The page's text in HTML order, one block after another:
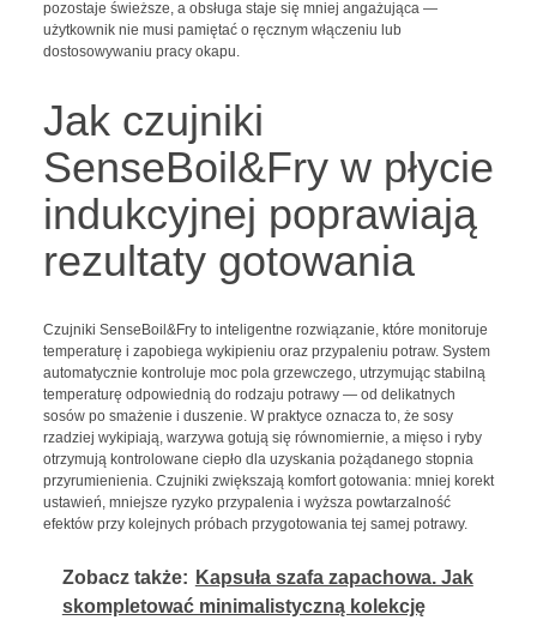
pozostaje świeższe, a obsługa staje się mniej angażująca —
użytkownik nie musi pamiętać o ręcznym włączeniu lub
dostosowywaniu pracy okapu.
Jak czujniki
SenseBoil&Fry w płycie
indukcyjnej poprawiają
rezultaty gotowania
Czujniki SenseBoil&Fry to inteligentne rozwiązanie, które monitoruje
temperaturę i zapobiega wykipieniu oraz przypaleniu potraw. System
automatycznie kontroluje moc pola grzewczego, utrzymując stabilną
temperaturę odpowiednią do rodzaju potrawy — od delikatnych
sosów po smażenie i duszenie. W praktyce oznacza to, że sosy
rzadziej wykipiają, warzywa gotują się równomiernie, a mięso i ryby
otrzymują kontrolowane ciepło dla uzyskania pożądanego stopnia
przyrumienienia. Czujniki zwiększają komfort gotowania: mniej korekt
ustawień, mniejsze ryzyko przypalenia i wyższa powtarzalność
efektów przy kolejnych próbach przygotowania tej samej potrawy.
Zobacz także: Kapsuła szafa zapachowa. Jak
skompletować minimalistyczną kolekcję